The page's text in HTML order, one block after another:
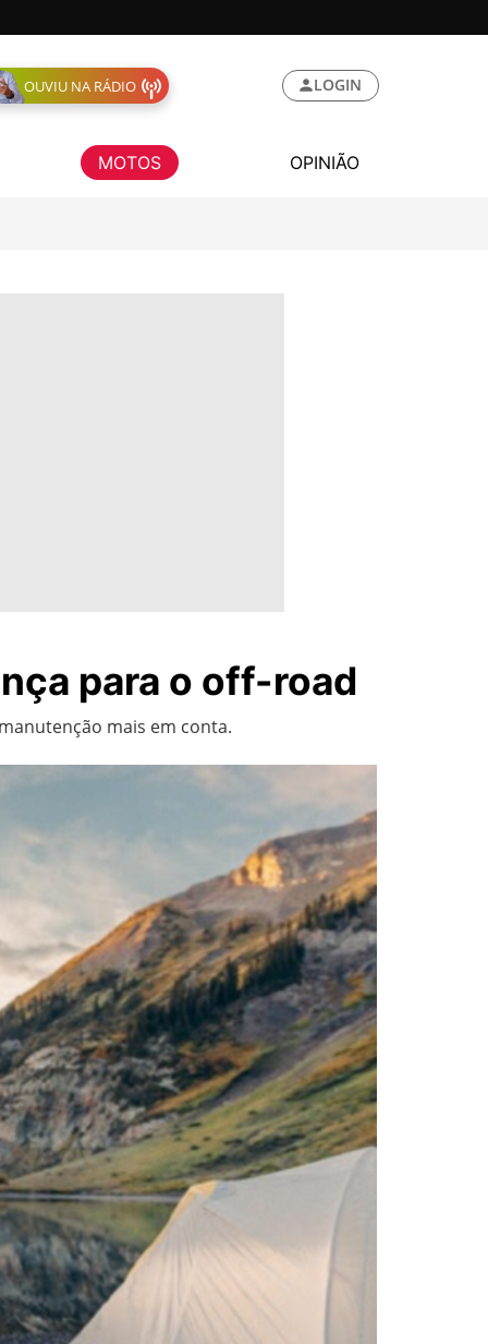
OUVIU NA RÁDIO LOGIN
MOTOS OPINIÃO
para o off-road
mais em conta.